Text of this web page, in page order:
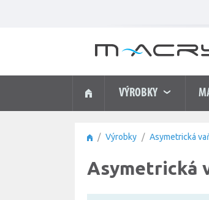
VÝROBKY
Výrobky Asymetrická
Asymetrická